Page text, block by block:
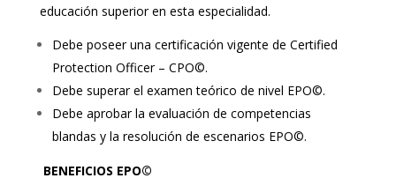
educación superior en esta especialidad.
Debe poseer una certificación vigente de Certified
Protection Officer – CPO©.
Debe superar el examen teórico de nivel EPO©.
Debe aprobar la evaluación de competencias
blandas y la resolución de escenarios EPO©.
BENEFICIOS EPO©